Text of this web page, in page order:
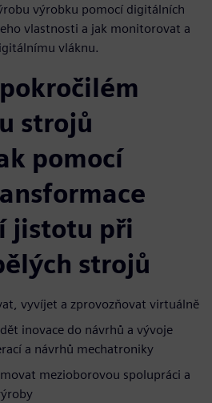
výrobku pomocí digitálních
vlastnosti a jak monitorovat a
vláknu.
strojů
pomocí
jistotu při
strojů
vyvíjet a zprovozňovat virtuálně
inovace do návrhů a vývoje
a návrhů mechatroniky
mezioborovou spolupráci a